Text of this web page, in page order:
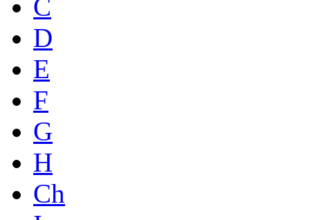
C
D
E
F
G
H
Ch